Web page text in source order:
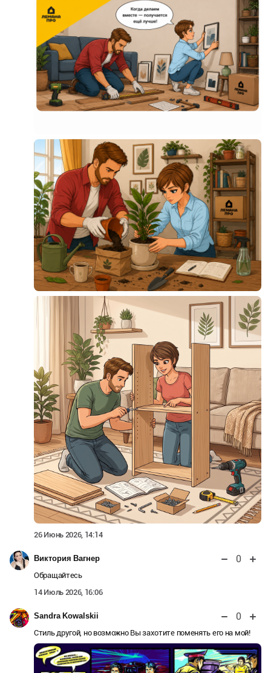
26 Июнь 2026, 14:14
Виктория Вагнер 0
Обращайтесь
14 Июль 2026, 16:06
Sandra Kowalskii 0
Стиль другой, но возможно Вы захотите поменять его на мой!